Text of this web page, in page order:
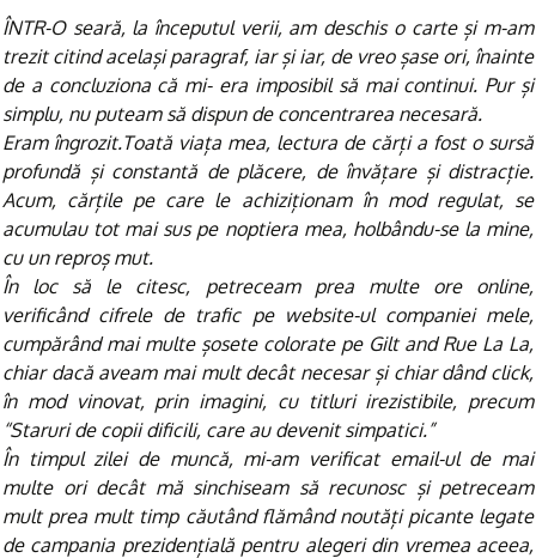
ÎNTR-O seară, la începutul verii, am deschis o carte și m-am
trezit citind același paragraf, iar și iar, de vreo șase ori, înainte
de a concluziona că mi- era imposibil să mai continui. Pur și
simplu, nu puteam să dispun de concentrarea necesară.
Eram îngrozit.Toată viața mea, lectura de cărți a fost o sursă
profundă și constantă de plăcere, de învățare și distracție.
Acum, cărțile pe care le achiziționam în mod regulat, se
acumulau tot mai sus pe noptiera mea, holbându-se la mine,
cu un reproș mut.
În loc să le citesc, petreceam prea multe ore online,
verificând cifrele de trafic pe website-ul companiei mele,
cumpărând mai multe șosete colorate pe Gilt and Rue La La,
chiar dacă aveam mai mult decât necesar și chiar dând click,
în mod vinovat, prin imagini, cu titluri irezistibile, precum
“Staruri de copii dificili, care au devenit simpatici.”
În timpul zilei de muncă, mi-am verificat email-ul de mai
multe ori decât mă sinchiseam să recunosc și petreceam
mult prea mult timp căutând flămând noutăți picante legate
de campania prezidențială pentru alegeri din vremea aceea,